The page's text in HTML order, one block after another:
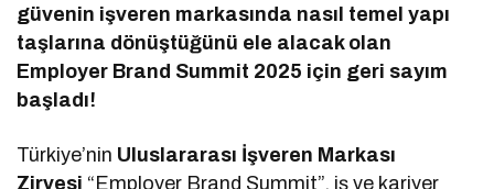
güvenin işveren markasında nasıl temel yapı
taşlarına dönüştüğünü ele alacak olan
Employer Brand Summit 2025 için geri sayım
başladı!
Türkiye’nin Uluslararası İşveren Markası
Zirvesi “Employer Brand Summit”, iş ve kariyer